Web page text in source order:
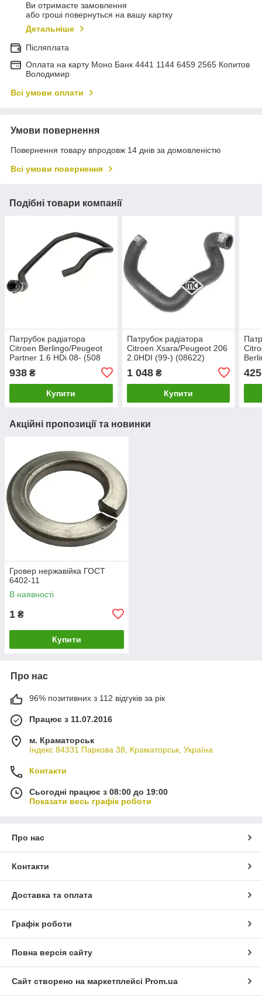
Ви отримаєте замовлення
або гроші повернуться на вашу картку
Детальніше
Післяплата
Оплата на карту Моно Банк 4441 1144 6459 2565 Копитов
Володимир
Всі умови оплати
Умови повернення
Повернення товару впродовж 14 днів за домовленістю
Всі умови повернення
Подібні товари компанії
Патрубок радіатора
Citroen Berlingo/Peugeot
Partner 1.6 HDi 08- (508
938 ₴
Купити
Патрубок радіатора
Citroen Xsara/Peugeot 206
2.0HDI (99-) (08622)
1 048₴
Купити
425
Акційні пропозиції та новинки
Гровер нержавійка ГОСТ
6402-11
В наявності
1 ₴
Купити
Про нас
96% позитивних з 112 відгуків за рік
Працює з 11.07.2016
м. Краматорськ
Індекс 84331 Паркова 38, Краматорськ, Україна
Контакти
Сьогодні працює з 08:00 до 19:00
Показати весь графік роботи
Про нас
Контакти
Доставка та оплата
Графік роботи
Повна версія сайту
Сайт створено на маркетплейсі Prom.ua